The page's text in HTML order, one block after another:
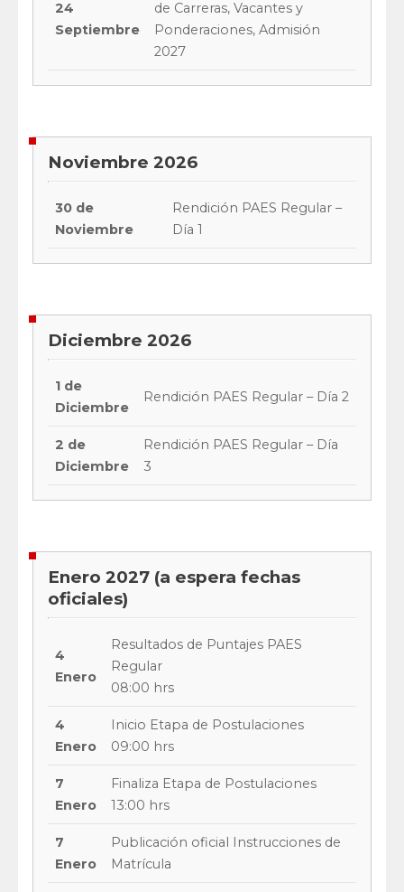
24
Septiembre
de Carreras, Vacantes y
Ponderaciones, Admisión
2027
Noviembre 2026
30 de
Noviembre
Rendición PAES Regular –
Día 1
Diciembre 2026
1 de
Diciembre
Rendición PAES Regular – Día 2
2 de
Diciembre
Rendición PAES Regular – Día
3
Enero 2027 (a espera fechas
oficiales)
4
Enero
Resultados de Puntajes PAES
Regular
08:00 hrs
4
Enero
Inicio Etapa de Postulaciones
09:00 hrs
7
Enero
Finaliza Etapa de Postulaciones
13:00 hrs
7
Enero
Publicación oficial Instrucciones de
Matrícula